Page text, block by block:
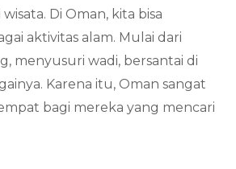
Di Oman, kita bisa
aktivitas alam. Mulai dari
menyusuri wadi, bersantai di
Karena itu, Oman sangat
bagi mereka yang mencari